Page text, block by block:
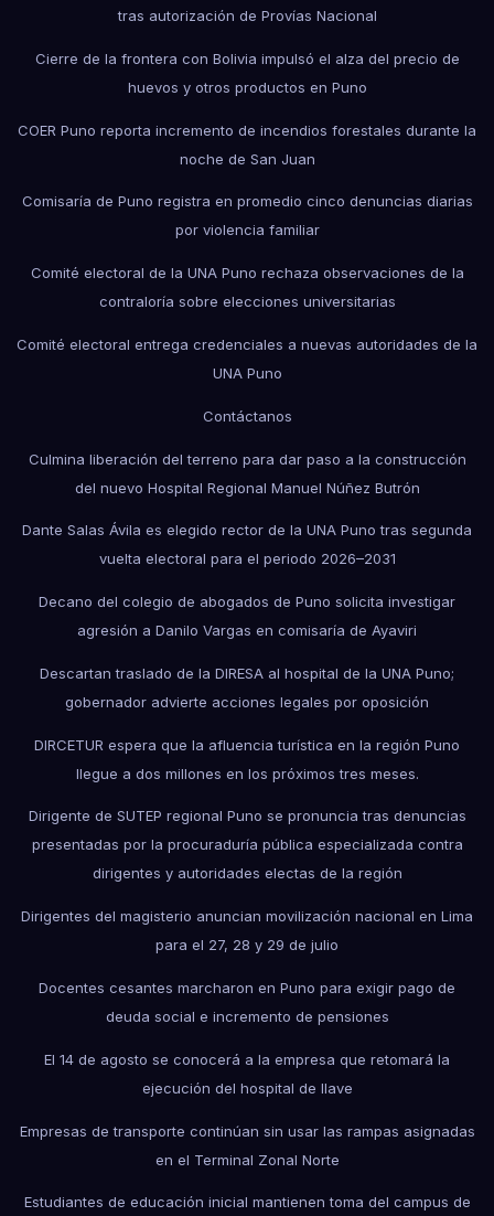
tras autorización de Provías Nacional
Cierre de la frontera con Bolivia impulsó el alza del precio de
huevos y otros productos en Puno
COER Puno reporta incremento de incendios forestales durante la
noche de San Juan
Comisaría de Puno registra en promedio cinco denuncias diarias
por violencia familiar
Comité electoral de la UNA Puno rechaza observaciones de la
contraloría sobre elecciones universitarias
Comité electoral entrega credenciales a nuevas autoridades de la
UNA Puno
Contáctanos
Culmina liberación del terreno para dar paso a la construcción
del nuevo Hospital Regional Manuel Núñez Butrón
Dante Salas Ávila es elegido rector de la UNA Puno tras segunda
vuelta electoral para el periodo 2026–2031
Decano del colegio de abogados de Puno solicita investigar
agresión a Danilo Vargas en comisaría de Ayaviri
Descartan traslado de la DIRESA al hospital de la UNA Puno;
gobernador advierte acciones legales por oposición
DIRCETUR espera que la afluencia turística en la región Puno
llegue a dos millones en los próximos tres meses.
Dirigente de SUTEP regional Puno se pronuncia tras denuncias
presentadas por la procuraduría pública especializada contra
dirigentes y autoridades electas de la región
Dirigentes del magisterio anuncian movilización nacional en Lima
para el 27, 28 y 29 de julio
Docentes cesantes marcharon en Puno para exigir pago de
deuda social e incremento de pensiones
El 14 de agosto se conocerá a la empresa que retomará la
ejecución del hospital de Ilave
Empresas de transporte continúan sin usar las rampas asignadas
en el Terminal Zonal Norte
Estudiantes de educación inicial mantienen toma del campus de